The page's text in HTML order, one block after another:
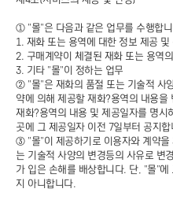
① "몰"은 다음과 같은 업무를 수행합
1. 재화 또는 용역에 대한 정보 제공 및
2. 구매계약이 체결된 재화 또는 용역
3. 기타 "몰"이 정하는 업무
② "몰"은 재화의 품절 또는 기술적 사
약에 의해 제공할 재화?용역의 내용
재화?용역의 내용 및 제공일자를 명시
곳에 그 제공일자 이전 7일부터 공지합
③ "몰"이 제공하기로 이용자와 계약을
는 기술적 사양의 변경등의 사유로 변
가 입은 손해를 배상합니다. 단, "몰"
지 아니합니다.